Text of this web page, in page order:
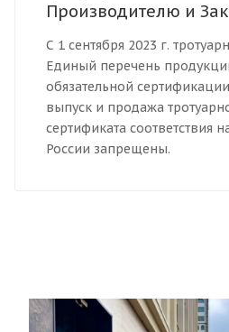
Производителю и
С 1 сентября 2023 г.
Единый перечень
обязательной
выпуск и продажа
сертификата соответствия
России запрещены.